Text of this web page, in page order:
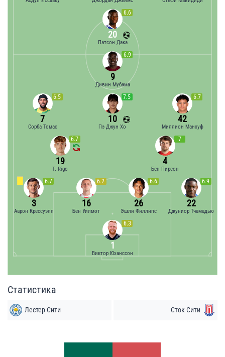
6.6
20
Патсон Дака
6.3
1
Виктор Юханссон
6.7
3
Аарон Крессуэлл
6.2
16
Бен Уилмот
6.6
26
Эшли Филлипс
6.9
22
Джуниор Тчамадью
6.7
19
T. Rigo
7
4
Бен Пирсон
6.5
7
Сорба Томас
7.5
10
Пэ Джун Хо
6.7
42
Миллион Манхуф
6.9
9
Дивин Мубама
Статистика
Лестер Сити Сток Сити